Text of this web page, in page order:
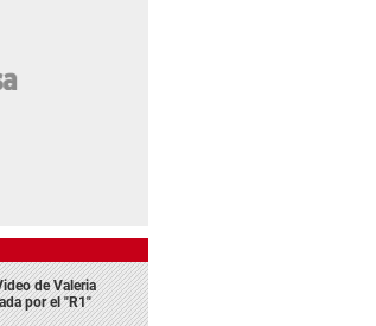
de Valeria
por el "R1"